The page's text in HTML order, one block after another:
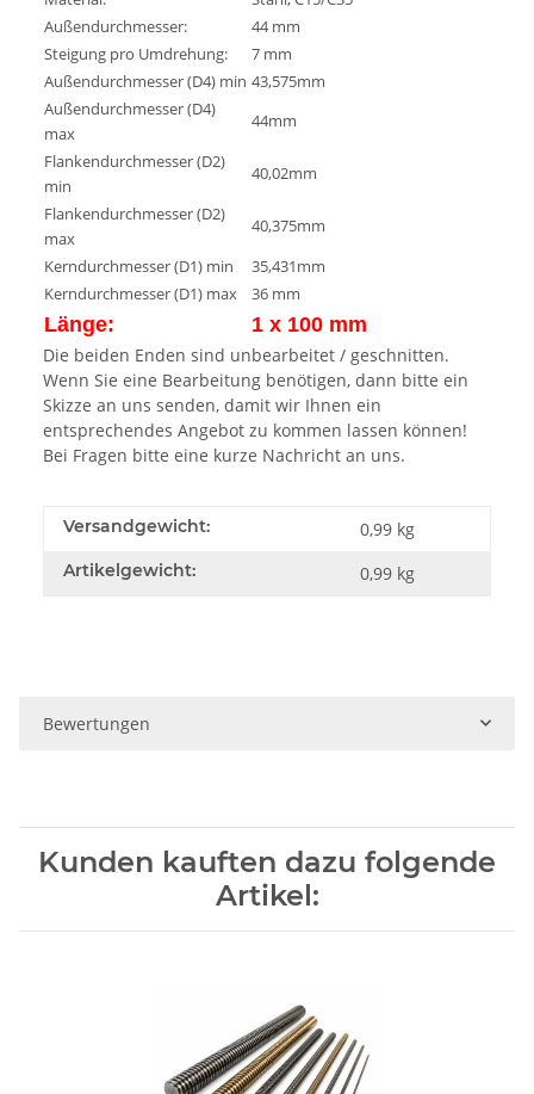
Außendurchmesser:
44 mm
Steigung pro Umdrehung:
7 mm
Außendurchmesser (D4) min 43,575mm
Außendurchmesser (D4)
max
44mm
Flankendurchmesser (D2)
min
40,02mm
Flankendurchmesser (D2)
max
40,375mm
Kerndurchmesser (D1) min
35,431mm
Kerndurchmesser (D1) max
36 mm
Länge: 1 x 100 mm
Die beiden Enden sind unbearbeitet / geschnitten.
Wenn Sie eine Bearbeitung benötigen, dann bitte ein
Skizze an uns senden, damit wir Ihnen ein
entsprechendes Angebot zu kommen lassen können!
Bei Fragen bitte eine kurze Nachricht an uns.
Versandgewicht: 0,99 kg
Artikelgewicht: 0,99 kg
Bewertungen
Kunden kauften dazu folgende
Artikel: